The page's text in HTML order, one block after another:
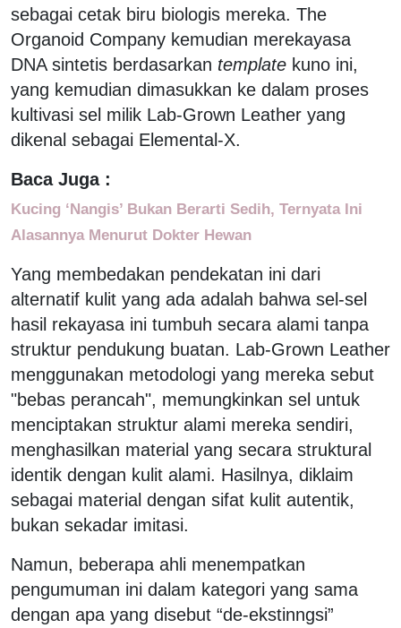
sebagai cetak biru biologis mereka. The
Organoid Company kemudian merekayasa
DNA sintetis berdasarkan template kuno ini,
yang kemudian dimasukkan ke dalam proses
kultivasi sel milik Lab-Grown Leather yang
dikenal sebagai Elemental-X.
Baca Juga :
Kucing ‘Nangis’ Bukan Berarti Sedih, Ternyata Ini
Alasannya Menurut Dokter Hewan
Yang membedakan pendekatan ini dari
alternatif kulit yang ada adalah bahwa sel-sel
hasil rekayasa ini tumbuh secara alami tanpa
struktur pendukung buatan. Lab-Grown Leather
menggunakan metodologi yang mereka sebut
"bebas perancah", memungkinkan sel untuk
menciptakan struktur alami mereka sendiri,
menghasilkan material yang secara struktural
identik dengan kulit alami. Hasilnya, diklaim
sebagai material dengan sifat kulit autentik,
bukan sekadar imitasi.
Namun, beberapa ahli menempatkan
pengumuman ini dalam kategori yang sama
dengan apa yang disebut “de-ekstinngsi”